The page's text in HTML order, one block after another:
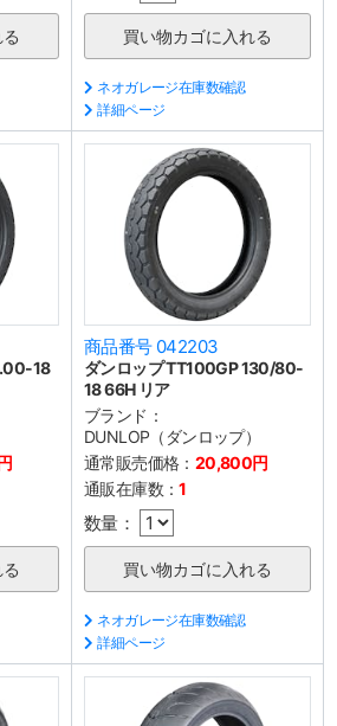
ネオガレージ在庫数確認
詳細ページ
18
商品番号 042203
ダンロップ TT100GP 130/80-
18 66H リア
ブランド：
DUNLOP（ダンロップ）
通常販売価格： 20,800円
通販在庫数：1
数量：
ネオガレージ在庫数確認
詳細ページ